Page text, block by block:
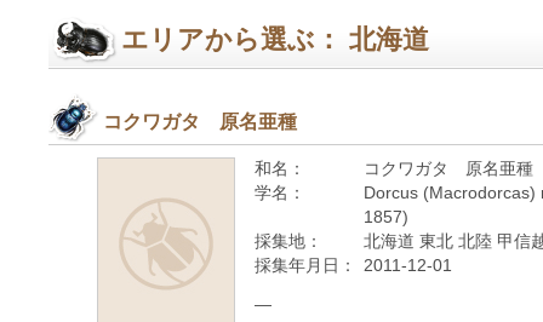
幹事紹介
エリアから選ぶ： 北海道
コクワガタ 原名亜種
和名：
コクワガタ 原名亜種
学名：
Dorcus (Macrodorcas)
1857)
採集地：
北海道 東北 北陸 甲信
採集年月日：
2011-12-01
—